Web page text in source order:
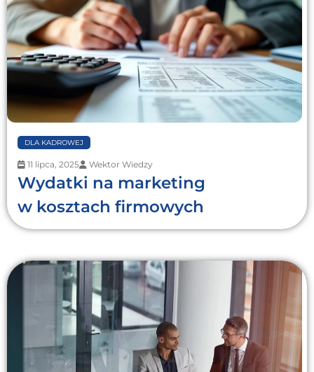
DLA KADROWEJ
11 lipca, 2025 Wektor Wiedzy
Wydatki na marketing
w kosztach firmowych